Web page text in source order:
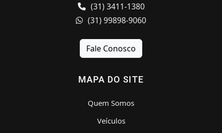
(31) 3411-1380
(31) 99898-9060
Fale Conosco
MAPA DO SITE
Quem Somos
Veículos